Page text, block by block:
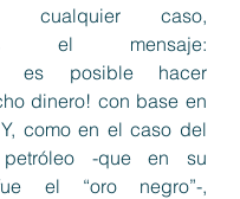
cualquier caso,
el mensaje:
es posible hacer
dinero! con base en
Y, como en el caso del
-que en su
el “oro negro”-,